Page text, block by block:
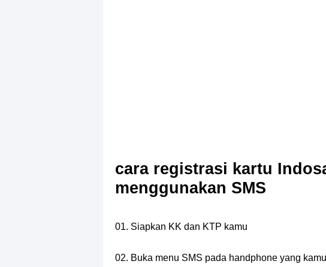
cara registrasi kartu
menggunakan SMS
01. Siapkan KK dan KTP kamu
02. Buka menu SMS pada handphone yang